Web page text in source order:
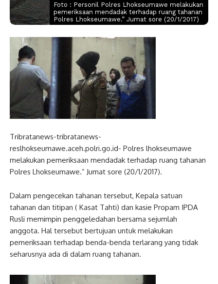
Foto : Personil Polres Lhokseumawe melakukan
pemeriksaan mendadak terhadap ruang tahanan
Polres Lhokseumawe.” Jumat sore (20/1/2017)
Tribratanews-tribratanews-
reslhokseumawe.aceh.polri.go.id- Polres lhokseumawe
melakukan pemeriksaan mendadak terhadap ruang tahanan
Polres Lhokseumawe.” Jumat sore (20/1/2017).
Dalam pengecekan tahanan tersebut, Kepala satuan
tahanan dan titipan ( Kasat Tahti) dan kasie Propam IPDA
Rusli memimpin penggeledahan bersama sejumlah
anggota. Hal tersebut bertujuan untuk melakukan
pemeriksaan terhadap benda-benda terlarang yang tidak
seharusnya ada di dalam ruang tahanan.